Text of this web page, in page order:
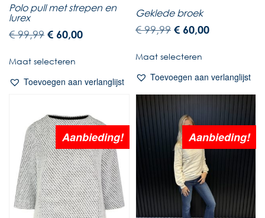
Polo pull met strepen en
lurex
€99,99 € 60,00
Maat selecteren
Toevoegen aan verlanglijst
Geklede broek
€99,99 € 60,00
Maat selecteren
Toevoegen aan verlanglijst
Aanbieding! Aanbieding!